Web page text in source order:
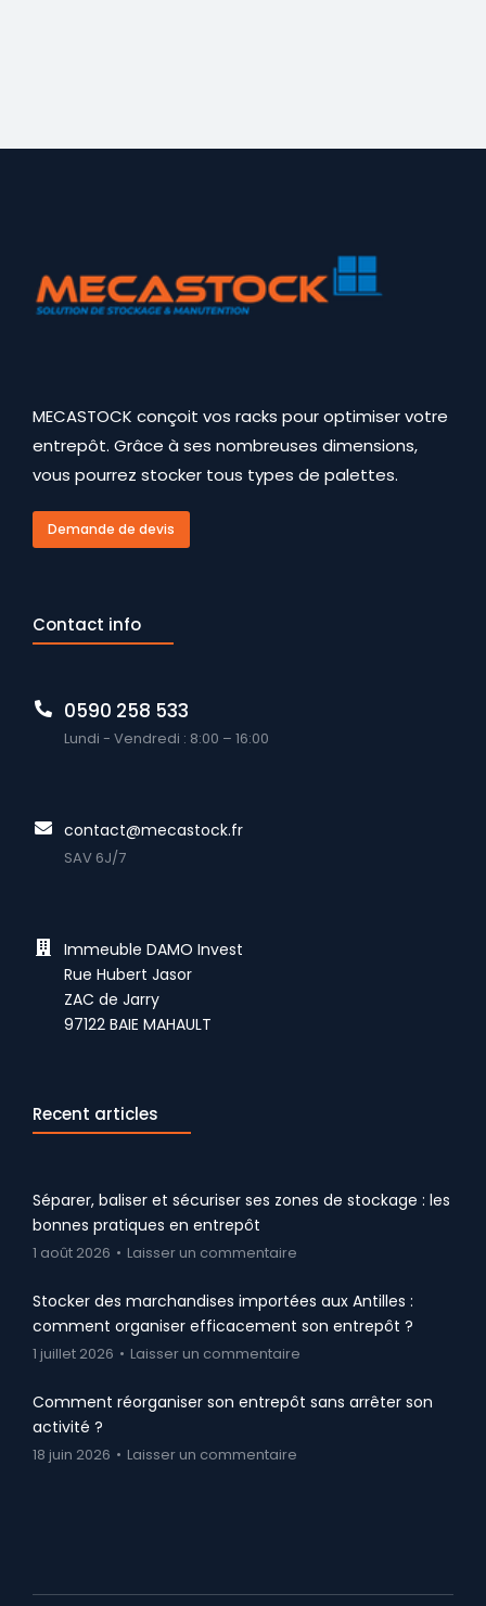
MECASTOCK conçoit vos racks pour optimiser votre
entrepôt. Grâce à ses nombreuses dimensions,
vous pourrez stocker tous types de palettes.
Demande de devis
Contact info
0590 258 533
Lundi - Vendredi : 8:00 – 16:00
contact@mecastock.fr
SAV 6J/7
Immeuble DAMO Invest
Rue Hubert Jasor
ZAC de Jarry
97122 BAIE MAHAULT
Recent articles
Séparer, baliser et sécuriser ses zones de stockage : les
bonnes pratiques en entrepôt
1 août 2026 Laisser un commentaire
Stocker des marchandises importées aux Antilles :
comment organiser efficacement son entrepôt ?
1 juillet 2026 Laisser un commentaire
Comment réorganiser son entrepôt sans arrêter son
activité ?
18 juin 2026 Laisser un commentaire